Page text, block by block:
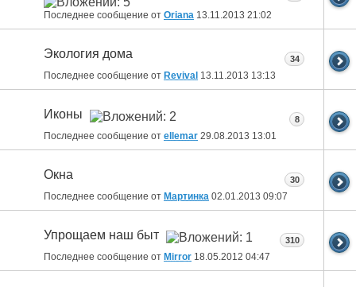
Последнее сообщение от Oriana 13.11.2013 21:02
Экология дома
Последнее сообщение от Revival 13.11.2013 13:13
34
Иконы
Последнее сообщение от ellemar 29.08.2013 13:01
8
Окна
Последнее сообщение от Мартинка 02.01.2013 09:07
30
Упрощаем наш быт
Последнее сообщение от Mirror 18.05.2012 04:47
310